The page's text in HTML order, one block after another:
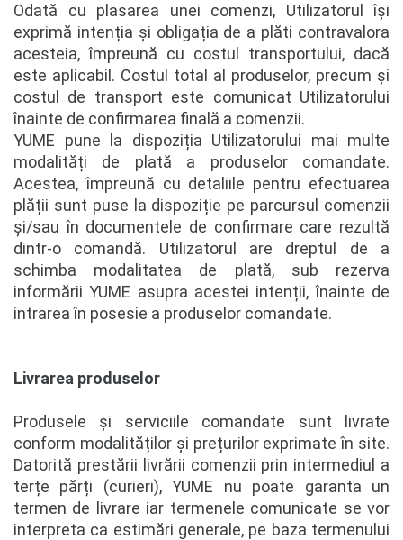
Odată cu plasarea unei comenzi, Utilizatorul își
exprimă intenția și obligația de a plăti contravalora
acesteia, împreună cu costul transportului, dacă
este aplicabil. Costul total al produselor, precum și
costul de transport este comunicat Utilizatorului
înainte de confirmarea finală a comenzii.
YUME pune la dispoziția Utilizatorului mai multe
modalități de plată a produselor comandate.
Acestea, împreună cu detaliile pentru efectuarea
plății sunt puse la dispoziție pe parcursul comenzii
și/sau în documentele de confirmare care rezultă
dintr-o comandă. Utilizatorul are dreptul de a
schimba modalitatea de plată, sub rezerva
informării YUME asupra acestei intenții, înainte de
intrarea în posesie a produselor comandate.
Livrarea produselor
Produsele și serviciile comandate sunt livrate
conform modalităților și prețurilor exprimate în site.
Datorită prestării livrării comenzii prin intermediul a
terțe părți (curieri), YUME nu poate garanta un
termen de livrare iar termenele comunicate se vor
interpreta ca estimări generale, pe baza termenului